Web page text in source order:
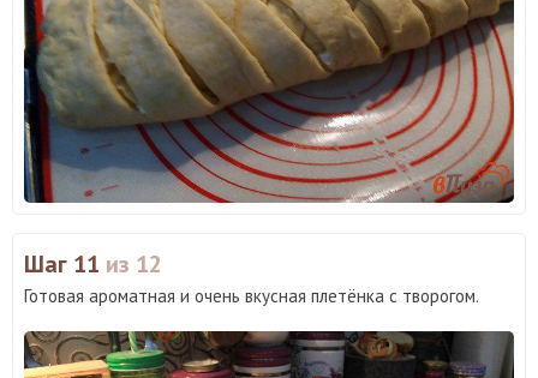
Шаг 11 из 12
Готовая ароматная и очень вкусная плетёнка с творогом.